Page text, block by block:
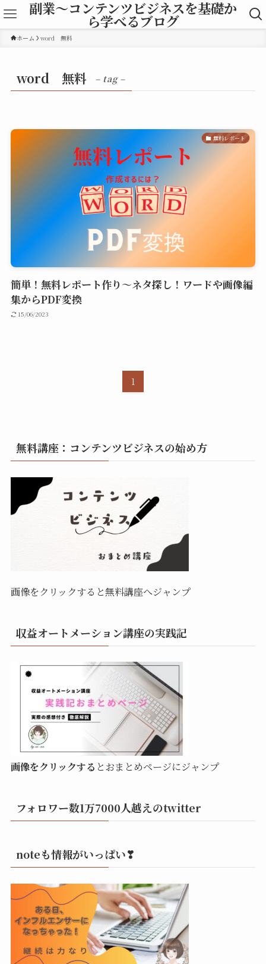
副業～コンテンツビジネスを基礎か
ら学べるブログ
ホーム word 無料
word 無料 – tag –
無料レポート
簡単！無料レポート作り～ネタ探し！ワードや画像編
集からPDF変換
15/06/2023
1
無料講座：コンテンツビジネスの始め方
画像をクリックすると無料講座へジャンプ
収益オートメーション講座の実践記
画像をクリックする とおまとめページにジャンプ
フォロワー数1万7000人越えのtwitter
noteも情報がいっぱい❣